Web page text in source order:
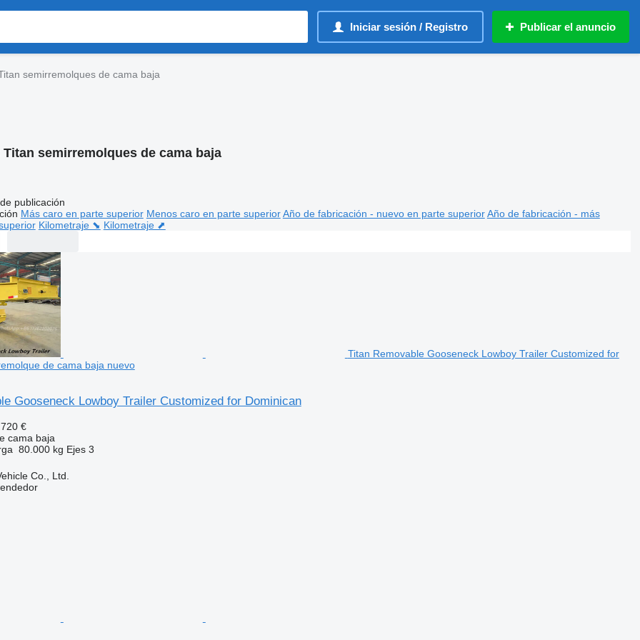
Iniciar sesión / Registro Publicar el anuncio
semirremolques de cama baja
Titan semirremolques de cama baja
publicación
Más caro en parte superior Menos caro en parte superior Año de fabricación - nuevo en parte superior Año de fabricación - más
Kilometraje ⬊ Kilometraje ⬈
Titan Removable Gooseneck Lowboy Trailer Customized for
de cama baja nuevo
Gooseneck Lowboy Trailer Customized for Dominican
€
cama baja
80.000 kg Ejes 3
Co., Ltd.